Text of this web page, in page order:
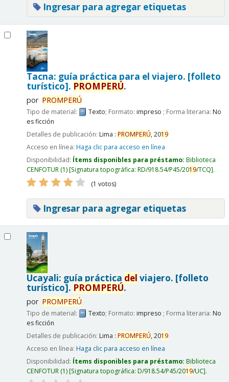
Ingresar para agregar etiquetas
Tacna: guía práctica para el viajero. [folleto
turístico]. PROMPERÚ.
por PROMPERÚ
Tipo de material: Texto; Formato: impreso ; Forma literaria: No
es ficción
Detalles de publicación: Lima : PROMPERÚ,2019
Acceso en línea: Haga clic para acceso en línea
Disponibilidad: Ítems disponibles para préstamo: Biblioteca
CENFOTUR(1) Signatura topográfica: RD/918.54/P45/2019/TCQ .
(1 votos)
Ingresar para agregar etiquetas
Ucayali: guía práctica del viajero. [folleto
turístico]. PROMPERÚ.
por PROMPERÚ
Tipo de material: Texto; Formato: impreso ; Forma literaria: No
es ficción
Detalles de publicación: Lima : PROMPERÚ,2019
Acceso en línea: Haga clic para acceso en línea
Disponibilidad: Ítems disponibles para préstamo: Biblioteca
CENFOTUR(1) Signatura topográfica: D/918.54/P45/2019/UC .